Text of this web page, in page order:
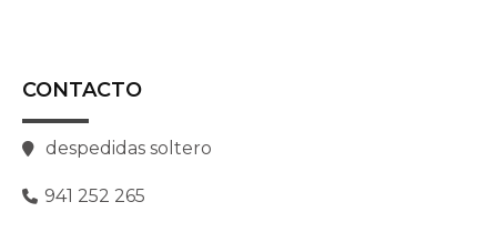
CONTACTO
despedidas soltero
941 252 265